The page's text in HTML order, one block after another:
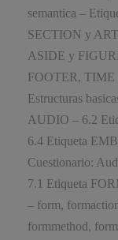
semantica –
SECTION y
ASIDE y
FOOTER, TIME
Estructuras
AUDIO – 6.2
6.4 Etiqueta
Cuestionario:
7.1 Etiqueta
– form,
formmethod,